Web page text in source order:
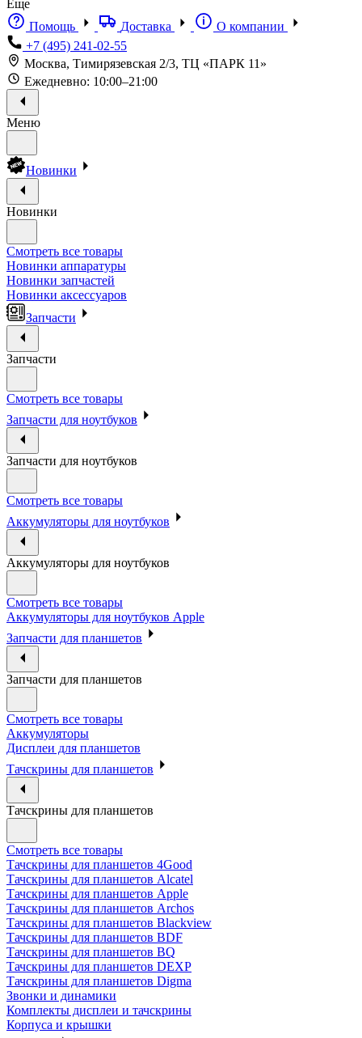
Еще
Помощь
Доставка
О компании
+7 (495) 241-02-55
Москва, Тимирязевская 2/3, ТЦ «ПАРК 11»
Ежедневно: 10:00–21:00
Меню
Новинки
Новинки
Смотреть все товары
Новинки аппаратуры
Новинки запчастей
Новинки аксессуаров
Запчасти
Запчасти
Смотреть все товары
Запчасти для ноутбуков
Запчасти для ноутбуков
Смотреть все товары
Аккумуляторы для ноутбуков
Аккумуляторы для ноутбуков
Смотреть все товары
Аккумуляторы для ноутбуков Apple
Запчасти для планшетов
Запчасти для планшетов
Смотреть все товары
Аккумуляторы
Дисплеи для планшетов
Тачскрины для планшетов
Тачскрины для планшетов
Смотреть все товары
Тачскрины для планшетов 4Good
Тачскрины для планшетов Alcatel
Тачскрины для планшетов Apple
Тачскрины для планшетов Archos
Тачскрины для планшетов Blackview
Тачскрины для планшетов BDF
Тачскрины для планшетов BQ
Тачскрины для планшетов DEXP
Тачскрины для планшетов Digma
Звонки и динамики
Комплекты дисплеи и тачскрины
Корпуса и крышки